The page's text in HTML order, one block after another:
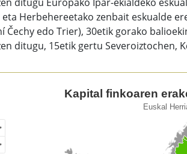
eta Herbehereetako zenbait eskualde
Čechy edo Trier), 30etik gorako
ditugu, 15etik gertu Severoiztochen,
finkoaren eraketa gordinak (KFEG)
of unspecified region with 1 data series.
Herria eta Europako erregioak. 2021
as data table, Kapital finkoaren eraketa
Kapital finkoaren
Euskal